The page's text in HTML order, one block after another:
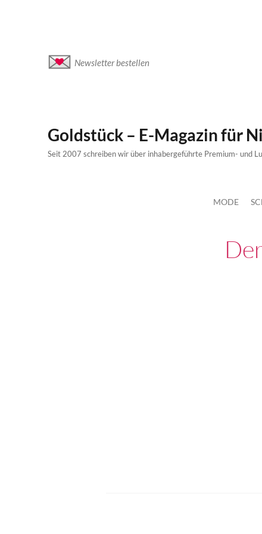
Newsletter bestellen
Goldstück – E-Magazin für
Seit 2007 schreiben wir über inhabergeführte Premium- und
MODE